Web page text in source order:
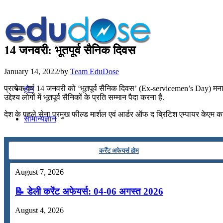
होम
सामान्यज्ञान
गणित
तर्कशक्ति
14 जनवरी: भूतपूर्व सैनिक दिवस
January 14, 2022/by Team EduDose
प्रत्येक वर्ष 14 जनवरी को ‘भूतपूर्व सैनिक दिवस’ (Ex-servicemen’s Day)
उद्देश्य लोगों में भूतपूर्व सैनिकों के प्रति सम्मान पैदा करना है.
देश के पहले सेना प्रमुख फील्‍ड मार्शल एवं आर्डर ऑफ द ब्रिटिश एम्पायर केएम
कर्रेंट अफेयर्स होम
August 7, 2026
📝 डेली करेंट अफेयर्स: 04-06 अगस्त 2026
August 4, 2026